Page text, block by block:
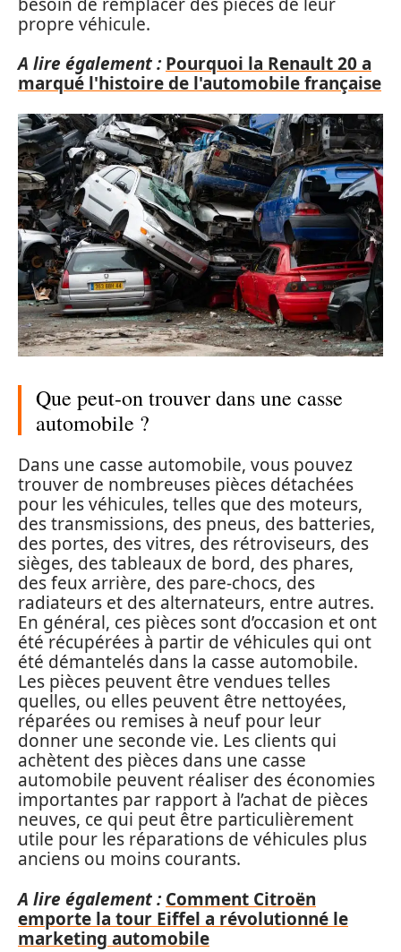
propre véhicule.
A lire également : Pourquoi la Renault 20 a
marqué l'histoire de l'automobile française
Que peut-on trouver dans une casse
automobile ?
Dans une casse automobile, vous pouvez
trouver de nombreuses pièces détachées
pour les véhicules, telles que des moteurs,
des transmissions, des pneus, des batteries,
des portes, des vitres, des rétroviseurs, des
sièges, des tableaux de bord, des phares,
des feux arrière, des pare-chocs, des
radiateurs et des alternateurs, entre autres.
En général, ces pièces sont d’occasion et ont
été récupérées à partir de véhicules qui ont
été démantelés dans la casse automobile.
Les pièces peuvent être vendues telles
quelles, ou elles peuvent être nettoyées,
réparées ou remises à neuf pour leur
donner une seconde vie. Les clients qui
achètent des pièces dans une casse
automobile peuvent réaliser des économies
importantes par rapport à l’achat de pièces
neuves, ce qui peut être particulièrement
utile pour les réparations de véhicules plus
anciens ou moins courants.
A lire également : Comment Citroën
emporte la tour Eiffel a révolutionné le
marketing automobile